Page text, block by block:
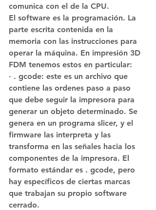
comunica con el de la CPU.
El software es la programación. La
parte escrita contenida en la
memoria con las instrucciones para
operar la máquina. En impresión 3D
FDM tenemos estos en particular:
· . gcode: este es un archivo que
contiene las ordenes paso a paso
que debe seguir la impresora para
generar un objeto determinado. Se
genera en un programa slicer, y el
firmware las interpreta y las
transforma en las señales hacia los
componentes de la impresora. El
formato estándar es . gcode, pero
hay específicos de ciertas marcas
que trabajan su propio software
cerrado.